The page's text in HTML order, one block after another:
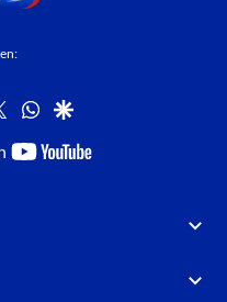
twitterwhatsapp
google
youtube-